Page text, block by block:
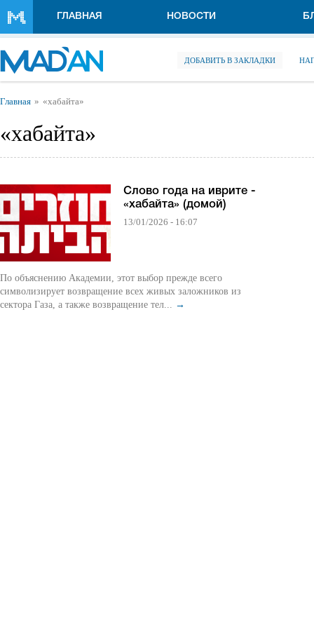
ГЛАВНАЯ НОВОСТИ
ДОБАВИТЬ В ЗАКЛАДКИ
Вы здесь
Главная «хабайта»
«хабайта»
Слово года на иврите -
«хабайта» (домой)
13/01/2026 - 16:07
По объяснению Академии, этот выбор прежде всего
символизирует возвращение всех живых заложников из
сектора Газа, а также возвращение тел... →